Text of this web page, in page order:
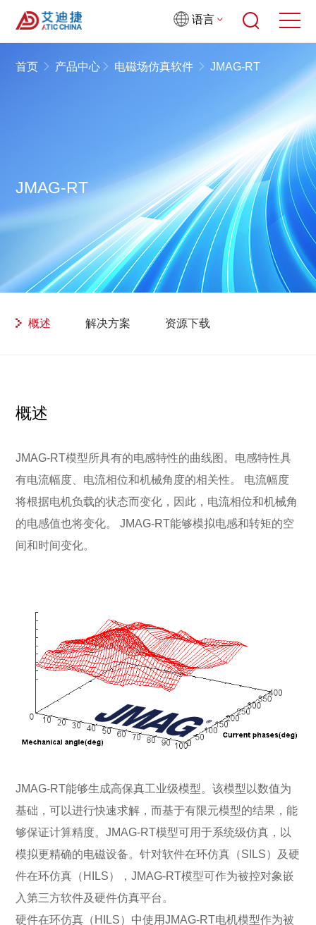
语言
JMAG-RT
首页 产品中心 电磁场仿真软件 JMAG-RT
概述 解决方案 资源下载
概述
JMAG-RT模型所具有的电感特性的曲线图。电感特性具
有电流幅度、电流相位和机械角度的相关性。 电流幅度
将根据电机负载的状态而变化，因此，电流相位和机械角
的电感值也将变化。 JMAG-RT能够模拟电感和转矩的空
间和时间变化。
JMAG-RT能够生成高保真工业级模型。该模型以数值为
基础，可以进行快速求解，而基于有限元模型的结果，能
够保证计算精度。JMAG-RT模型可用于系统级仿真，以
模拟更精确的电磁设备。针对软件在环仿真（SILS）及硬
件在环仿真（HILS），JMAG-RT模型可作为被控对象嵌
入第三方软件及硬件仿真平台。
硬件在环仿真（HILS）中使用JMAG-RT电机模型作为被